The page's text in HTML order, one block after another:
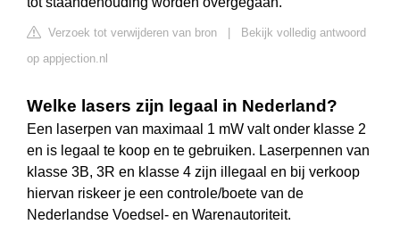
Verzoek tot verwijderen van bron
Bekijk volledig antwoord
op appjection.nl
Welke lasers zijn legaal in Nederland?
Een laserpen van maximaal 1 mW valt onder klasse 2
en is legaal te koop en te gebruiken. Laserpennen van
klasse 3B, 3R en klasse 4 zijn illegaal en bij verkoop
hiervan riskeer je een controle/boete van de
Nederlandse Voedsel- en Warenautoriteit.